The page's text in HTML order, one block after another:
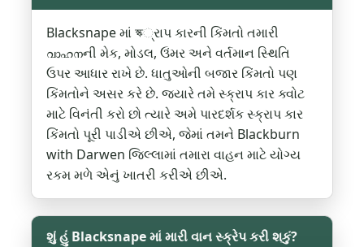
Blacksnape માં স্ক્રાપ કારની કિંમતો તમારી
വാഹനની મેક, મોડલ, ઉંમર અને વર્તમાન સ્થિતિ
ઉપર આધાર રાખે છે. ધાતુઓની બજાર કિંમતો પણ
કિંમતોને અસર કરે છે. જ્યારે તમે સ્ક્રાપ કાર ક્વોટ
માટે વિનંતી કરો છો ત્યારે અમે પારદર્શક સ્ક્રાપ કાર
કિંમતો પૂરી પાડીએ છીએ, જેમાં તમને Blackburn
with Darwen જિલ્લામાં તમારા વાહન માટે યોગ્ય
રકમ મળે એનું ખાતરી કરીએ છીએ.
શું હું Blacksnape માં મારી વાન સ્ક્રેપ કરી શકું?